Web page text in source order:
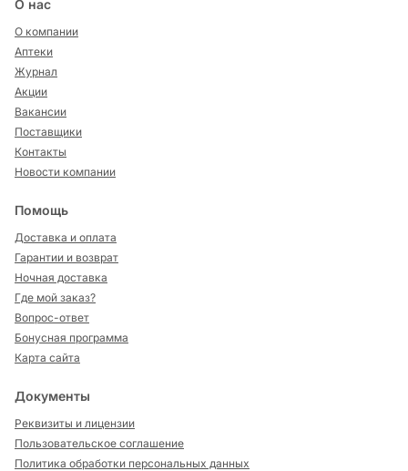
О нас
О компании
Аптеки
Журнал
Акции
Вакансии
Поставщики
Контакты
Новости компании
Помощь
Доставка и оплата
Гарантии и возврат
Ночная доставка
Где мой заказ?
Вопрос-ответ
Бонусная программа
Карта сайта
Документы
Реквизиты и лицензии
Пользовательское соглашение
Политика обработки персональных данных